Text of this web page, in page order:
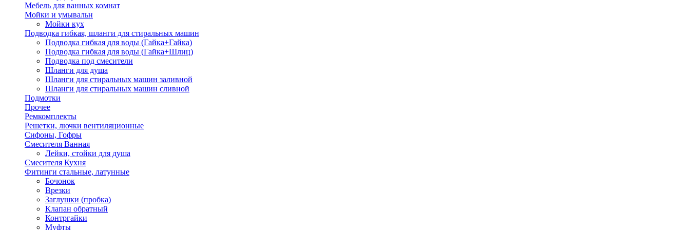
Мебель для ванных комнат
Мойки и умывальн
Мойки кух
Подводка гибкая, шланги для стиральных машин
Подводка гибкая для воды (Гайка+Гайка)
Подводка гибкая для воды (Гайка+Шлиц)
Подводка под смесители
Шланги для душа
Шланги для стиральных машин заливной
Шланги для стиральных машин сливной
Подмотки
Прочее
Ремкомплекты
Решетки, лючки вентиляционные
Сифоны, Гофры
Смесителя Ванная
Лейки, стойки для душа
Смесителя Кухня
Фитинги стальные, латунные
Бочонок
Врезки
Заглушки (пробка)
Клапан обратный
Контргайки
Муфты